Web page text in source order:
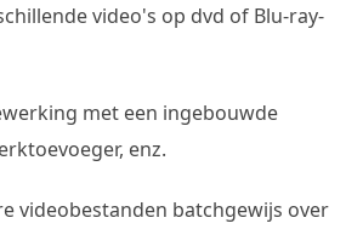
video's op dvd of Blu-ray-
met een ingebouwde
enz.
videobestanden batchgewijs over